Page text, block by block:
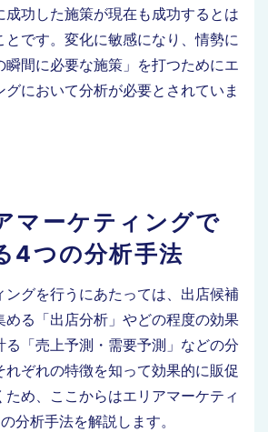
成功した施策が現在も成功するとは
とです。変化に敏感になり、情勢に
瞬間に必要な施策」を打つためにエ
グにおいて分析が必要とされていま
マーケティングで
4つの分析手法
ングを行うにあたっては、出店候補
める「出店分析」やどの程度の効果
る「売上予測・需要予測」などの分
れぞれの特徴を知って効果的に販促
め、ここからはエリアマーケティ
分析手法を解説します。